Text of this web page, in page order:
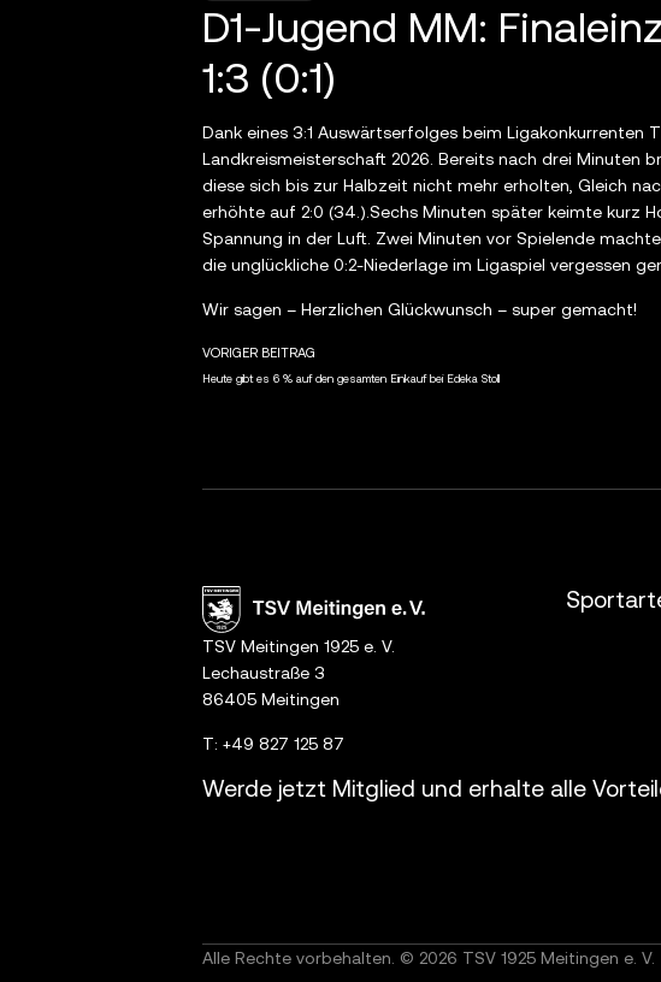
D1-Jugend MM:
1:3 (0:1)
Dank eines 3:1 Auswärtserfolges beim Ligakonkurrenten
Landkreismeisterschaft 2026. Bereits nach drei Minuten
diese sich bis zur Halbzeit nicht mehr erholten, Gleich
erhöhte auf 2:0 (34.).Sechs Minuten später keimte kurz
Spannung in der Luft. Zwei Minuten vor Spielende
die unglückliche 0:2-Niederlage im Ligaspiel vergessen
Wir sagen – Herzlichen Glückwunsch – super gemacht!
VORIGER BEITRAG
Heute gibt es 6 % auf den gesamten Einkauf bei Edeka Stoll
TSV Meitingen 1925 e. V.
Lechaustraße 3
86405 Meitingen
T: +49 827 125 87
Werde jetzt Mitglied und erhalte alle
Alle Rechte vorbehalten. © 2026 TSV 1925 Meitingen e. V.